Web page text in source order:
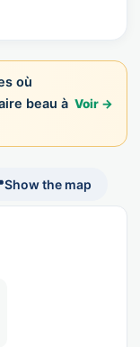
où
beau à Voir →
Show the map